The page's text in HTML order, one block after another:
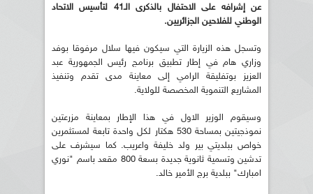
عن إشرافه على الاحتفال بالذكرى الـ41 لتأسيس الاتحاد
الوطني للفلاحين الجزائريين.
وتسجل هذه الزيارة التي سيكون فيها سلال مرفوقا بوفد
وزاري هام في إطار تطبيق برنامج رئيس الجمهورية عبد
العزيز بوتفليقة الرامي إلى معاينة مدى تقدم وتنفيذ
المشاريع التنموية المخصصة للولاية.
وسيقوم الوزير الاول في هذا الإطار بمعاينة مزرعتين
نموذجيتين بمساحة 530 هكتار لكل واحدة تابعة لمستثمرين
خواص ببلديتي بير ولد خليفة واعريب. كما سيشرف على
تدشين وتسمية ثانوية جديدة بسعة 800 مقعد باسم "نوري
امبارك" ببلدية برج الأمير خالد.